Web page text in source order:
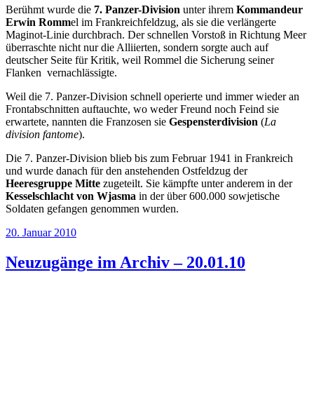
Berühmt wurde die 7. Panzer-Division unter ihrem Kommandeur
Erwin Rommel im Frankreichfeldzug, als sie die verlängerte
Maginot-Linie durchbrach. Der schnellen Vorstoß in Richtung Meer
überraschte nicht nur die Alliierten, sondern sorgte auch auf
deutscher Seite für Kritik, weil Rommel die Sicherung seiner
Flanken vernachlässigte.
Weil die 7. Panzer-Division schnell operierte und immer wieder an
Frontabschnitten auftauchte, wo weder Freund noch Feind sie
erwartete, nannten die Franzosen sie Gespensterdivision (La
division fantome).
Die 7. Panzer-Division blieb bis zum Februar 1941 in Frankreich
und wurde danach für den anstehenden Ostfeldzug der
Heeresgruppe Mitte zugeteilt. Sie kämpfte unter anderem in der
Kesselschlacht von Wjasma in der über 600.000 sowjetische
Soldaten gefangen genommen wurden.
Veröffentlicht
20. Januar 2010
Neuzugänge im Archiv – 20.01.10